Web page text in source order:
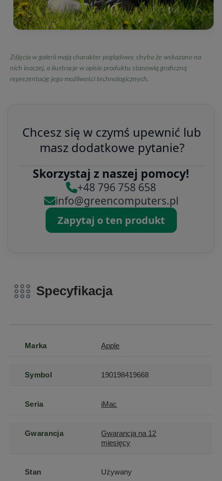
Zdjęcia w galerii mają charakter poglądowy, chyba że wskazano na
nich inaczej, a ilustracje w opisie produktu stanowią graficzną
reprezentację jego możliwości technologicznych.
Chcesz się w czymś upewnić lub
masz dodatkowe pytanie?
Skorzystaj z naszej pomocy!
+48 796 758 658
info@greencomputers.pl
Zapytaj o ten produkt
Specyfikacja
Marka Apple
Symbol 190198419668
Seria iMac
Gwarancja
Gwarancja na 12
miesięcy
Stan Używany